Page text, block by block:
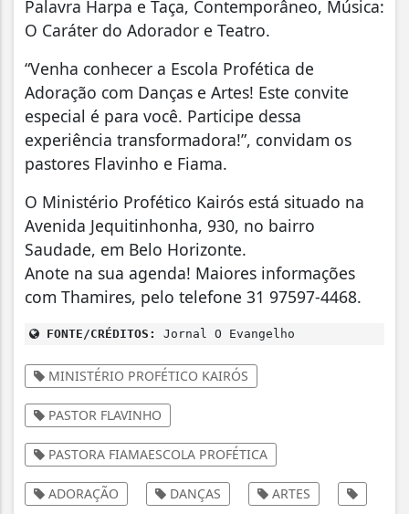
Palavra Harpa e Taça, Contemporâneo, Música:
O Caráter do Adorador e Teatro.
“Venha conhecer a Escola Profética de
Adoração com Danças e Artes! Este convite
especial é para você. Participe dessa
experiência transformadora!”, convidam os
pastores Flavinho e Fiama.
O Ministério Profético Kairós está situado na
Avenida Jequitinhonha, 930, no bairro
Saudade, em Belo Horizonte.
Anote na sua agenda! Maiores informações
com Thamires, pelo telefone 31 97597-4468.
FONTE/CRÉDITOS: Jornal O Evangelho
MINISTÉRIO PROFÉTICO KAIRÓS
PASTOR FLAVINHO
PASTORA FIAMAESCOLA PROFÉTICA
ADORAÇÃO DANÇAS ARTES